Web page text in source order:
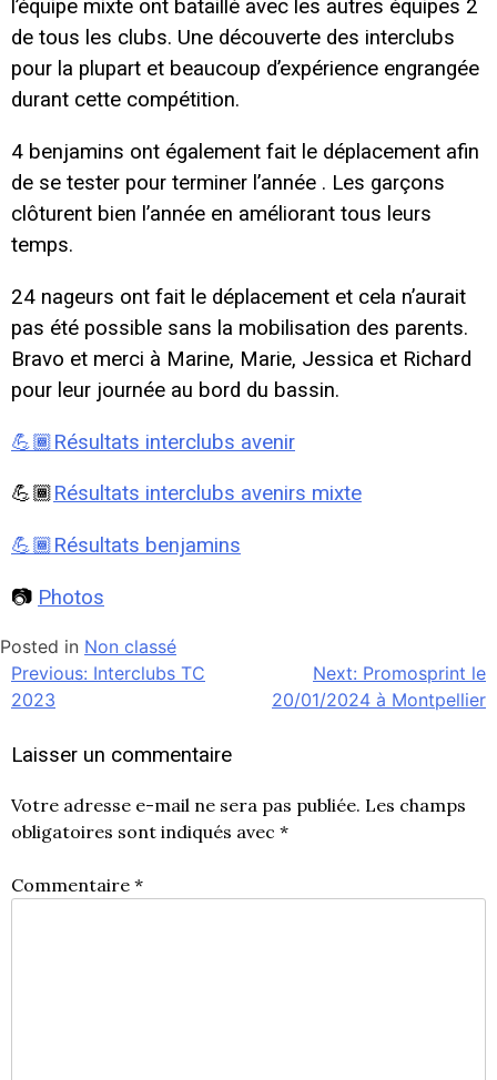
l’équipe mixte ont bataillé avec les autres équipes 2
de tous les clubs. Une découverte des interclubs
pour la plupart et beaucoup d’expérience engrangée
durant cette compétition.
4 benjamins ont également fait le déplacement afin
de se tester pour terminer l’année . Les garçons
clôturent bien l’année en améliorant tous leurs
temps.
24 nageurs ont fait le déplacement et cela n’aurait
pas été possible sans la mobilisation des parents.
Bravo et merci à Marine, Marie, Jessica et Richard
pour leur journée au bord du bassin.
💪🏾Résultats interclubs avenir
💪🏾Résultats interclubs avenirs mixte
💪🏾Résultats benjamins
📷 Photos
Posted in Non classé
Navigation
de
l’article
Previous: Interclubs TC
2023
Next: Promosprint le
20/01/2024 à Montpellier
Laisser un commentaire
Votre adresse e-mail ne sera pas publiée. Les champs
obligatoires sont indiqués avec *
Commentaire *